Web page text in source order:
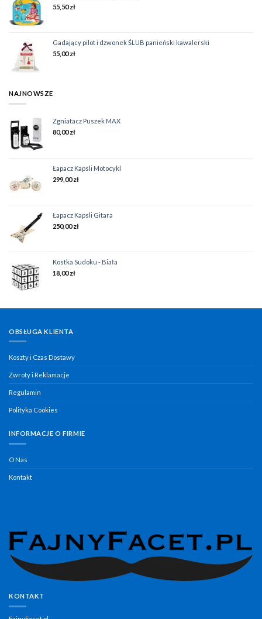
55,50zł
Gadający pilot i dzwonek ŚLUB panieński kawalerski
55,00zł
NAJNOWSZE
Zgniatacz Puszek MAX
80,00zł
Łapacz Kapsli Motocykl
299,00zł
Łapacz Kapsli Gitara
250,00zł
Kostka Sudoku - Biała
18,00zł
OBSŁUGA KLIENTA
Koszty i Czas Dostawy
Zwroty i Reklamacje
Regulamin
Polityka Cookies
INFORMACJE O FIRMIE
O Nas
Kontakt
KONTAKT